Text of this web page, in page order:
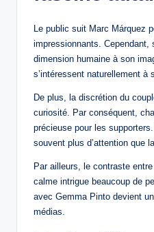
Le public suit Marc Márquez
impressionnants. Cependant,
dimension humaine à son
s’intéressent naturellement à
De plus, la discrétion du
curiosité. Par conséquent,
précieuse pour les
souvent plus d’attention que
Par ailleurs, le contraste
calme intrigue beaucoup de
avec Gemma Pinto devient
médias.